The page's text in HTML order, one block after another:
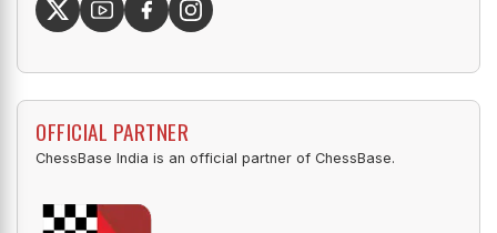
OFFICIAL PARTNER
ChessBase India is an official partner of ChessBase.